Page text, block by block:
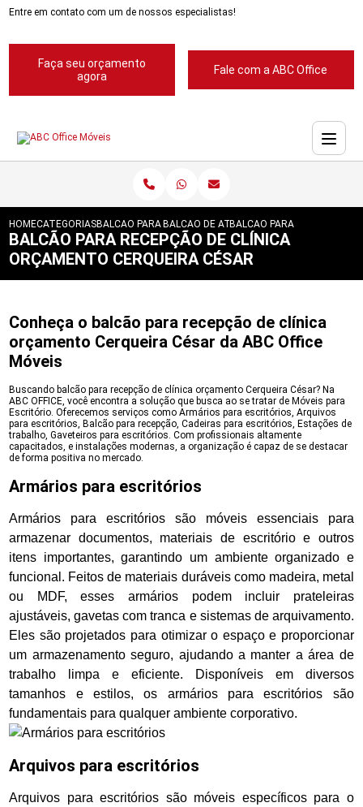
Entre em contato com um de nossos especialistas!
Faça seu orçamento
agora
Fale com a ABC Office
HOMECATEGORIASBALCAO PARA RECEPCAOBALCAO DE ATENDIMENTO PARA
BALCAO PARA RECEPCAO
BALCÃO PARA RECEPÇÃO DE CLÍNICA
ORÇAMENTO CERQUEIRA CÉSAR
Conheça o balcão para recepção de clínica
orçamento Cerqueira César da ABC Office
Móveis
Buscando balcão para recepção de clínica orçamento Cerqueira César? Na
ABC OFFICE, você encontra a solução que busca ao se tratar de Móveis para
Escritório. Oferecemos serviços como Armários para escritórios, Arquivos
para escritórios, Balcão para recepção, Cadeiras para escritórios, Estações de
trabalho, Gaveteiros para escritórios. Com profissionais altamente
capacitados, e instalações modernas, a organização é capaz de se destacar
de forma positiva no mercado.
Armários para escritórios
Armários para escritórios são móveis essenciais para
armazenar documentos, materiais de escritório e outros
itens importantes, garantindo um ambiente organizado e
funcional. Feitos de materiais duráveis como madeira, metal
ou MDF, esses armários podem incluir prateleiras
ajustáveis, gavetas com tranca e sistemas de arquivamento.
Eles são projetados para otimizar o espaço e proporcionar
um armazenamento seguro, ajudando a manter a área de
trabalho limpa e eficiente. Disponíveis em diversos
tamanhos e estilos, os armários para escritórios são
fundamentais para qualquer ambiente corporativo.
Arquivos para escritórios
Arquivos para escritórios são móveis específicos para o